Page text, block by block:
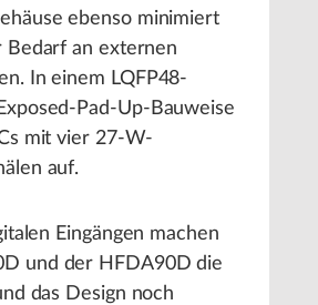
ebenso minimiert
an externen
In einem LQFP48-
Pad-Up-Bauweise
mit vier 27-W-
auf.
Eingängen machen
und der HFDA90D die
das Design noch